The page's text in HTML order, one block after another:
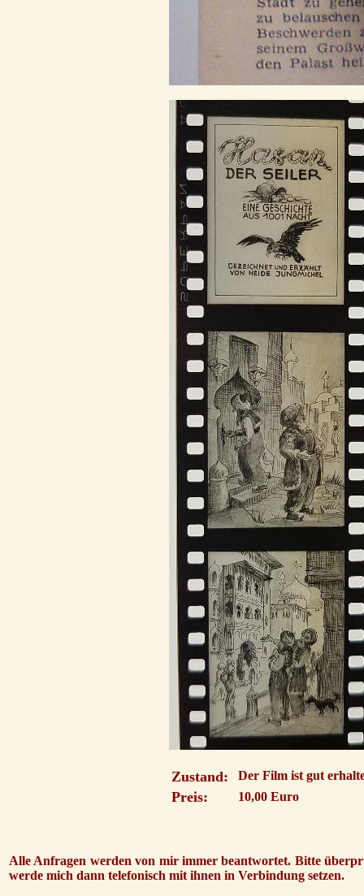
Zustand: Der Film ist gut
Preis: 10,00 Euro
Alle Anfragen werden von mir immer beantwortet. Bitte
werde mich dann telefonisch mit ihnen in Verbindung setzen.